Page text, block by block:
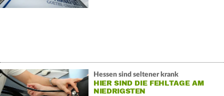
Hessen sind seltener krank
HIER SIND DIE FEHLTAGE AM
NIEDRIGSTEN